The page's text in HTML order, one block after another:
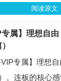
再大的龙头都是
上来说确实存
阅读原文
专属】理想自
VIP专属】理想
。连板的核心